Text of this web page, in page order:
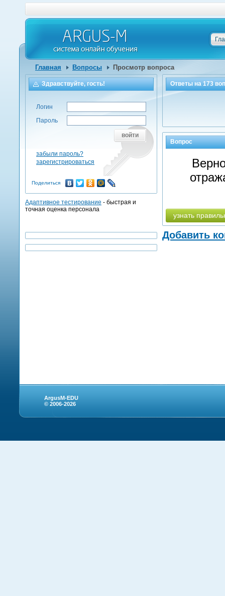
Главная Вопросы Просмотр вопроса
Ответы на173
Вопрос
узнать
Добавить
Здравствуйте, гость!
Логин
Пароль
войти
забыли пароль?
зарегистрироваться
Поделиться
Адаптивное тестирование - быстрая и
точная оценка персонала
ArgusM-EDU
© 2006-2026